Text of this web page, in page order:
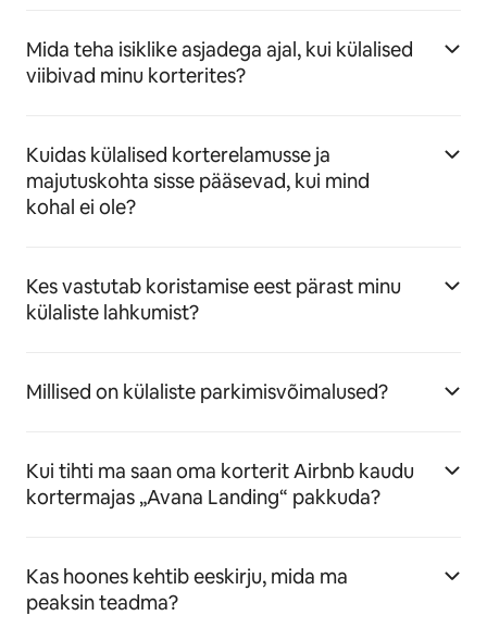
Mida teha isiklike asjadega ajal, kui külalised
viibivad minu korterites?
Kuidas külalised korterelamusse ja
majutuskohta sisse pääsevad, kui mind
kohal ei ole?
Kes vastutab koristamise eest pärast minu
külaliste lahkumist?
Millised on külaliste parkimisvõimalused?
Kui tihti ma saan oma korterit Airbnb kaudu
kortermajas „Avana Landing“ pakkuda?
Kas hoones kehtib eeskirju, mida ma
peaksin teadma?